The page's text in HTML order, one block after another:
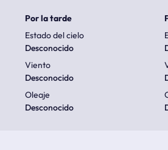
Por la tarde
Estado del cielo
Desconocido
Viento
Desconocido
Oleaje
Desconocido